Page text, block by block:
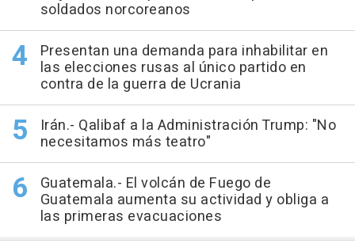
soldados norcoreanos
Presentan una demanda para inhabilitar en
las elecciones rusas al único partido en
contra de la guerra de Ucrania
Irán.- Qalibaf a la Administración Trump: "No
necesitamos más teatro"
Guatemala.- El volcán de Fuego de
Guatemala aumenta su actividad y obliga a
las primeras evacuaciones